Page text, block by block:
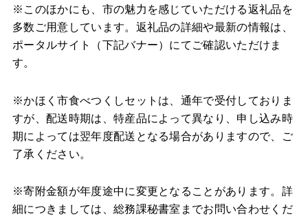
※このほかにも、市の魅力を感じていただける返礼品を
多数ご用意しています。返礼品の詳細や最新の情報は、
ポータルサイト（下記バナー）にてご確認いただけま
す。
※かほく市食べつくしセットは、通年で受付しておりま
すが、配送時期は、特産品によって異なり、申し込み時
期によっては翌年度配送となる場合がありますので、ご
了承ください。
※寄附金額が年度途中に変更となることがあります。詳
細につきましては、総務課秘書室までお問い合わせくだ